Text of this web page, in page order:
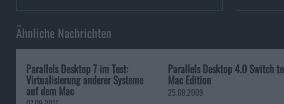
Ähnliche Nachrichten
Parallels Desktop 7 im Test:
Virtualisierung anderer Systeme
auf dem Mac
Parallels Desktop 4.0 Switch to
Mac Edition
25.08.2009